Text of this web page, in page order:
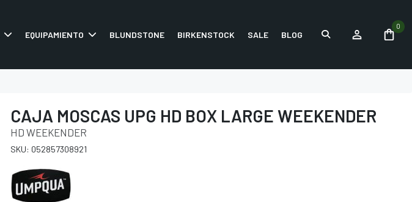
EQUIPAMIENTO BLUNDSTONE BIRKENSTOCK SALE BLOG
0
CAJA MOSCAS UPG HD BOX LARGE WEEKENDER
HD WEEKENDER
SKU: 052857308921